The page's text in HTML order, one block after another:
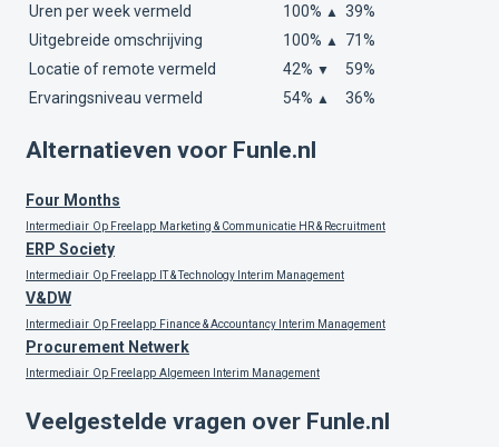
Uren per week vermeld
100% ▲
39%
Uitgebreide omschrijving
100% ▲
71%
Locatie of remote vermeld
42% ▼
59%
Ervaringsniveau vermeld
54% ▲ 36%
Alternatieven voor Funle.nl
Four Months
Intermediair Op Freelapp Marketing & Communicatie HR & Recruitment
ERP Society
Intermediair Op Freelapp IT & Technology Interim Management
V&DW
Intermediair Op Freelapp Finance & Accountancy Interim Management
Procurement Netwerk
Intermediair Op Freelapp Algemeen Interim Management
Veelgestelde vragen over Funle.nl